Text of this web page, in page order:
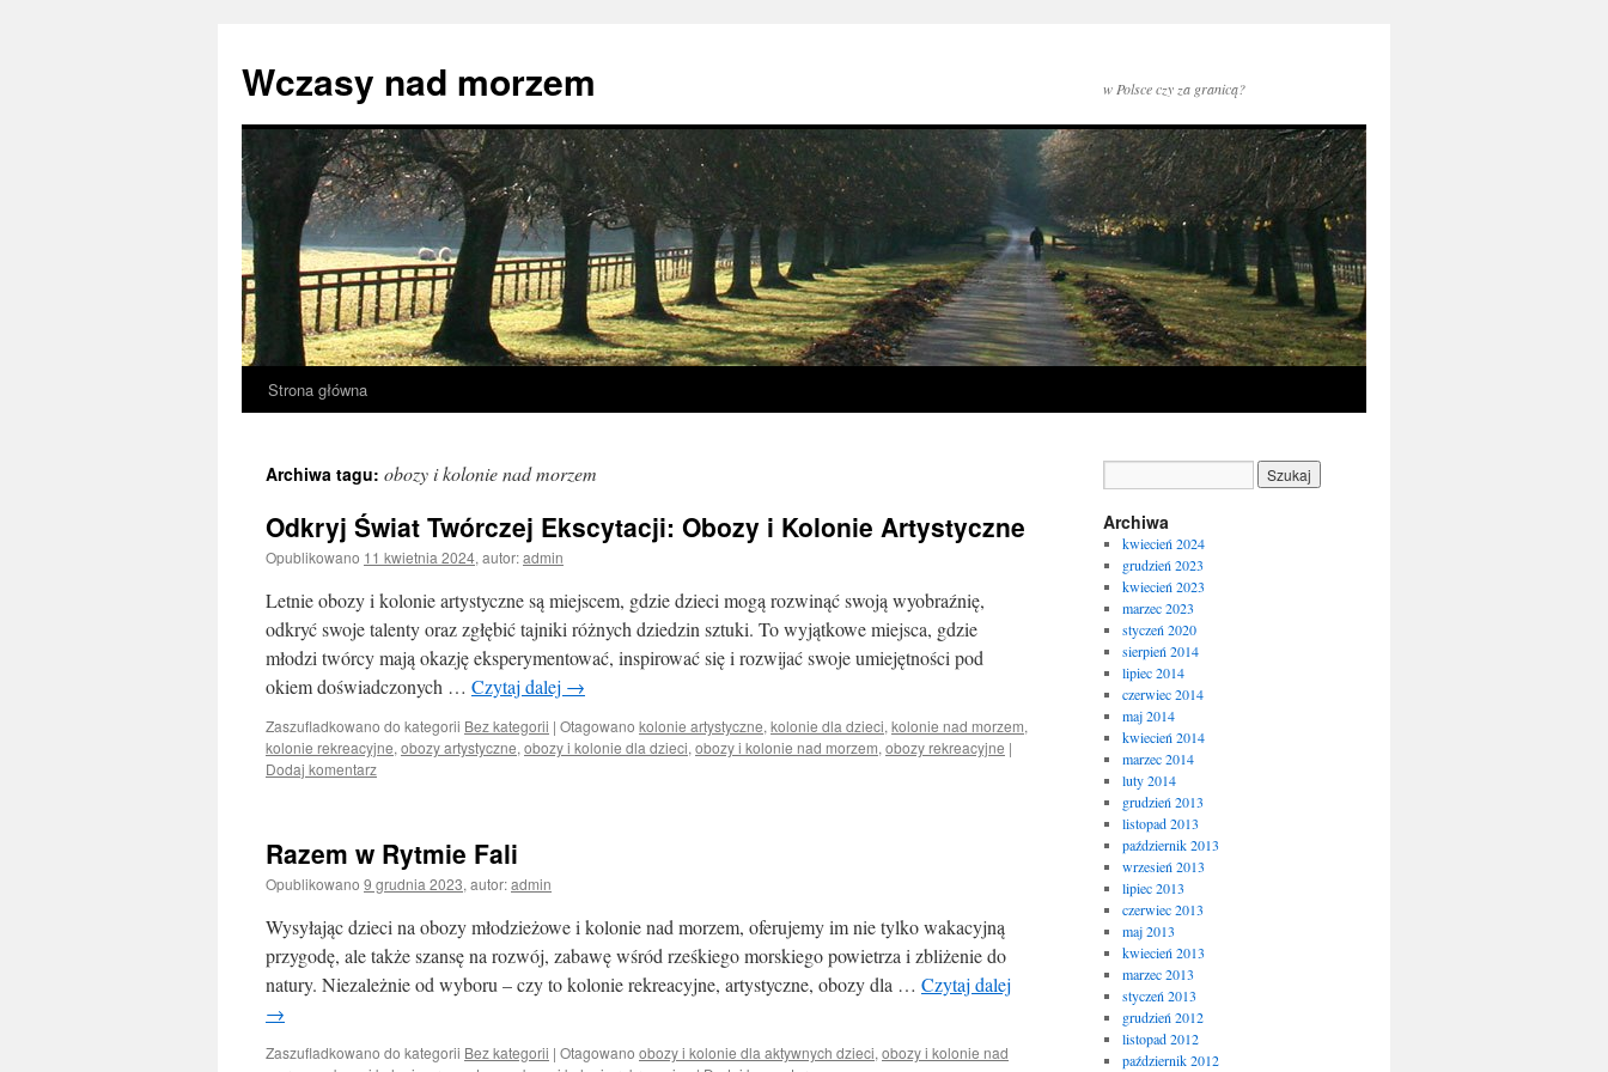
treści
Wczasy nad morzem w Polsce czy za granicą?
Strona główna
Archiwa tagu: obozy i kolonie nad morzem
Odkryj Świat Twórczej Ekscytacji: Obozy i Kolonie Artystyczne
Opublikowano 11 kwietnia 2024, autor:admin
Letnie obozy i kolonie artystyczne są miejscem, gdzie dzieci mogą rozwinąć swoją wyobraźnię,
odkryć swoje talenty oraz zgłębić tajniki różnych dziedzin sztuki. To wyjątkowe miejsca, gdzie
młodzi twórcy mają okazję eksperymentować, inspirować się i rozwijać swoje umiejętności pod
okiem doświadczonych … Czytaj dalej →
Zaszufladkowano do kategorii Bez kategorii | Otagowano kolonie artystyczne, kolonie dla dzieci, kolonie nad morzem,
kolonie rekreacyjne, obozy artystyczne, obozy i kolonie dla dzieci, obozy i kolonie nad morzem, obozy rekreacyjne |
Dodaj komentarz
Razem w Rytmie Fali
Opublikowano 9 grudnia 2023, autor:admin
Wysyłając dzieci na obozy młodzieżowe i kolonie nad morzem, oferujemy im nie tylko wakacyjną
przygodę, ale także szansę na rozwój, zabawę wśród rześkiego morskiego powietrza i zbliżenie do
natury. Niezależnie od wyboru – czy to kolonie rekreacyjne, artystyczne, obozy dla … Czytaj dalej
→
Zaszufladkowano do kategorii Bez kategorii | Otagowano obozy i kolonie dla aktywnych dzieci, obozy i kolonie nad
Archiwa
kwiecień 2024
grudzień 2023
kwiecień 2023
marzec 2023
styczeń 2020
sierpień 2014
lipiec 2014
czerwiec 2014
maj 2014
kwiecień 2014
marzec 2014
luty 2014
grudzień 2013
listopad 2013
październik 2013
wrzesień 2013
lipiec 2013
czerwiec 2013
maj 2013
kwiecień 2013
marzec 2013
styczeń 2013
grudzień 2012
listopad 2012
październik 2012